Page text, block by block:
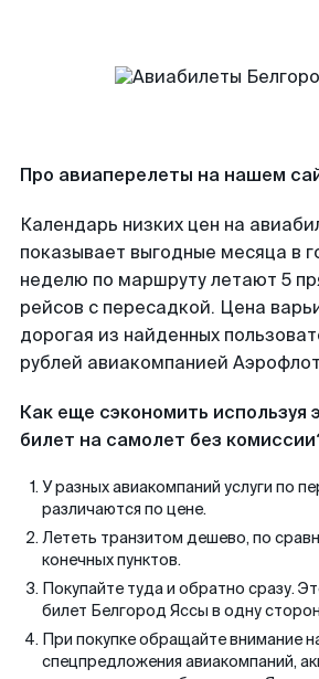
Про авиаперелеты на нашем
Календарь низких цен на
показывает выгодные месяца в
неделю по маршруту летают 5
рейсов с пересадкой. Цена
дорогая из найденных
рублей авиакомпанией
Как еще сэкономить используя
билет на самолет без
У разных авиакомпаний услуги по
различаются по цене.
Лететь транзитом дешево, по
конечных пунктов.
Покупайте туда и обратно сразу.
билет Белгород Яссы в одну
При покупке обращайте внимание
спецпредложения авиакомпаний,